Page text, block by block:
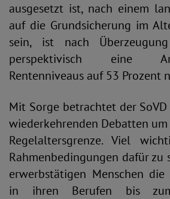
ausgesetzt ist, nach einem
auf die Grundsicherung im
sein, ist nach
perspektivisch eine
Rentenniveaus auf 53 Prozent
Mit Sorge betrachtet der
wiederkehrenden Debatten
Regelaltersgrenze. Viel
Rahmenbedingungen dafür zu
erwerbstätigen Menschen die
in ihren Berufen bis